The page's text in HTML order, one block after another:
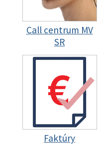
Call centrum MV
SR
Faktúry